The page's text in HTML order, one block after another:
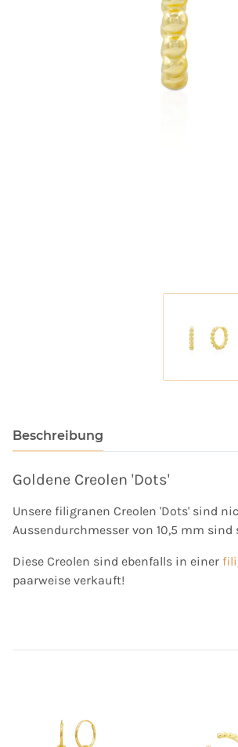
Beschreibung
Goldene Creolen 'Dots'
Unsere filigranen Creolen 'Dots' sind
Aussendurchmesser von 10,5 mm
Diese Creolen sind ebenfalls in einer
paarweise verkauft!